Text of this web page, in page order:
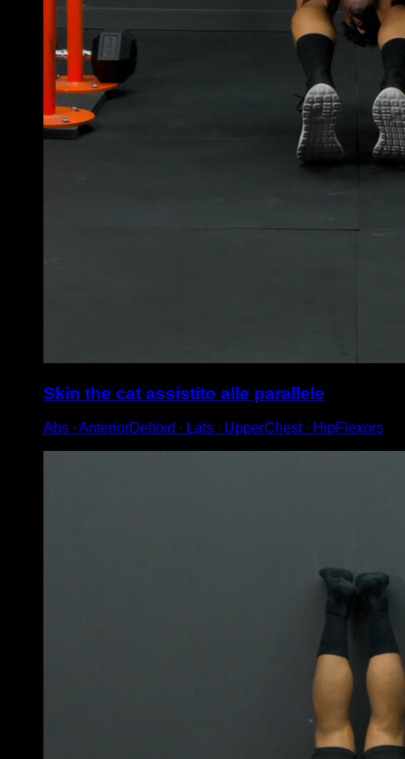
Skin the cat assistito alle parallele
Abs ∙ AnteriorDeltoid ∙ Lats ∙ UpperChest ∙ HipFlexors